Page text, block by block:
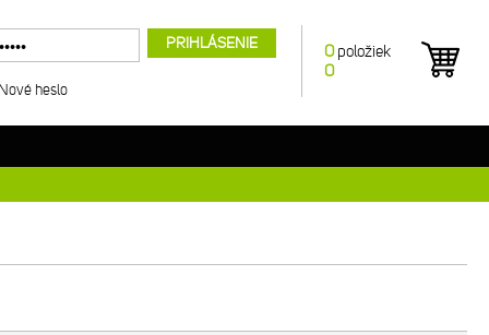
0 položiek
0
PRIHLÁSENIE
Nové heslo